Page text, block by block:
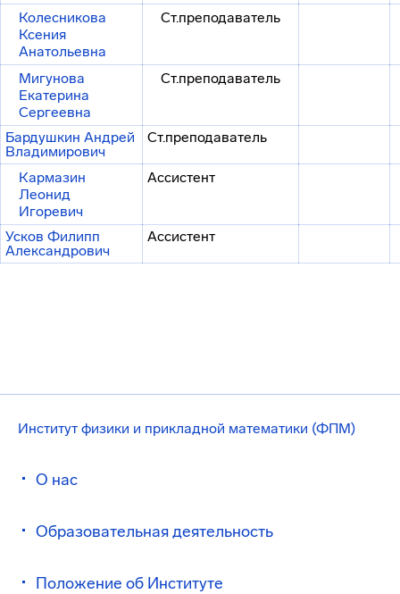
Институт физики и прикладной математики (ФПМ)
О нас
Образовательная деятельность
Положение об Институте
Колесникова
Ксения
Анатольевна
Ст.преподаватель
Мигунова
Екатерина
Сергеевна
Ст.преподаватель
Бардушкин Андрей
Владимирович
Ст.преподаватель
Кармазин
Леонид
Игоревич
Ассистент
Усков Филипп
Александрович
Ассистент